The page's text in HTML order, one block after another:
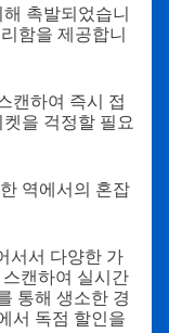
촉발되었습니
함을 제공합니
캔하여 즉시 접
을 걱정할 필요
역에서의 혼잡
서서 다양한 가
캔하여 실시간
통해 생소한 경
서 독점 할인을